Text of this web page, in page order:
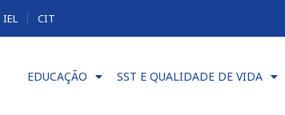
IEL CIT
EDUCAÇÃO SST E QUALIDADE DE VIDA